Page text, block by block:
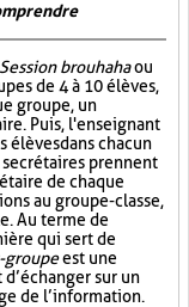
Session brouhahaou
de 4 à 10 élèves,
groupe, un
Puis, l'enseignant
élèves dans chacun
secrétaires prennent
de chaque
au groupe-classe,
Au terme de
qui sert de
groupeest une
sur un
de l’information.